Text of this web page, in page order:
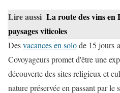
Lire aussi La route des vins en
paysages viticoles
Desvacances en solode 15 jours
Covoyageurs promet d'être une
découverte des sites religieux et
nature préservée en passant par le